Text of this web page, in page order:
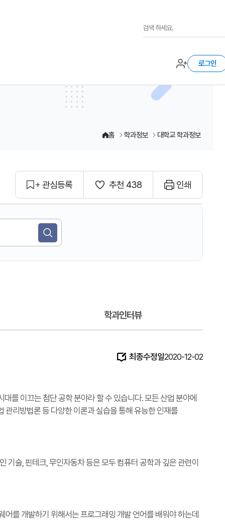
로그인
홈 학과정보 대학교 학과정보
관심등록 추천 438 인쇄
검색
학과인터뷰
최종수정일2020-12-02
를 이끄는 첨단 공학 분야라 할 수 있습니다. 모든 산업 분야에
관리방법론 등 다양한 이론과 실습을 통해 유능한 인재를
술, 핀테크, 무인자동차 등은 모두 컴퓨터 공학과 깊은 관련이
를 개발하기 위해서는 프로그래밍 개발 언어를 배워야 하는데